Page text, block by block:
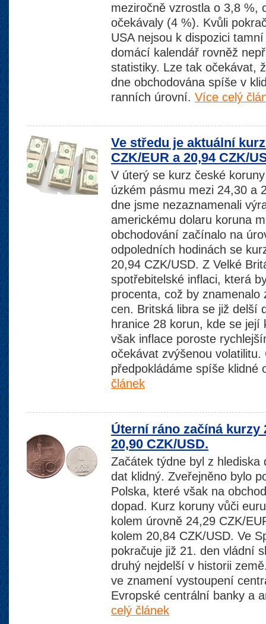
meziročně vzrostla o 3,8 %,
očekávaly (4 %). Kvůli
USA nejsou k dispozici
domácí kalendář rovněž
statistiky. Lze tak očekávat,
dne obchodována spíše v
ranních úrovní. Více celý
Ve středu je aktuální
CZK/EUR a 20,94 CZK/
V úterý se kurz české
úzkém pásmu mezi 24,30 a
dne jsme nezaznamenali
americkému dolaru koruna
obchodování začínalo na
odpoledních hodinách se
20,94 CZK/USD. Z Velké
spotřebitelské inflaci, která
procenta, což by
cen. Britská libra se již delší
hranice 28 korun, kde se
však inflace poroste
očekávat zvýšenou volatilitu.
předpokládáme spíše klidné
článek
Úterní ráno začíná kurzy
20,90 CZK/USD.
Začátek týdne byl z
dat klidný. Zveřejněno bylo
Polska, které však na
dopad. Kurz koruny vůči
kolem úrovně 24,29 CZK/
kolem 20,84 CZK/USD. Ve
pokračuje již 21. den vládní
druhý nejdelší v historii
ve znamení vystoupení
Evropské centrální banky a
celý článek